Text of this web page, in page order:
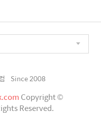
Since 2008
Copyright ©
Reserved.